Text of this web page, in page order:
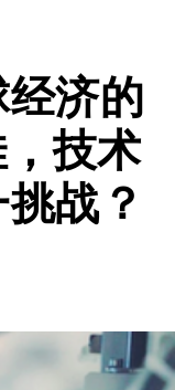
济的
技术
战？